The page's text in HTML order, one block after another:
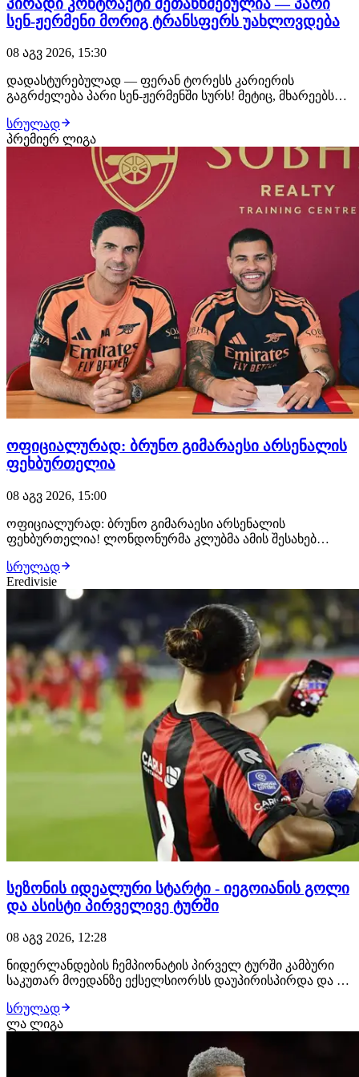
სენ-ჟერმენი მორიგ ტრანსფერს უახლოვდება
08 აგვ 2026, 15:30
დადასტურებულად — ფერან ტორესს კარიერის
გაგრძელება პარი სენ-ჟერმენში სურს! მეტიც, მხარეებს
შეთანხმებულია, პარიზელები კი ტრანსფერის დახურვას
უახლოეს დღეებში გეგმავენ. ლუის ენრიკეს დაჟინებული
მოთხოვნით, კლუბმა ესპანელი ფორვარდის
ტრანსფერზე მუშაობ…
სრულად
პრემიერ ლიგა
ოფიციალურად: ბრუნო გიმარაესი არსენალის
ფეხბურთელია
08 აგვ 2026, 15:00
ოფიციალურად: ბრუნო გიმარაესი არსენალის
ფეხბურთელია! ლონდონურმა კლუბმა ამის შესახებ
ბრაზილიელმა ნახევარმცველმა არსენალთან
კონტრაქტი 2030 წლამდე გააფორმა, მხარეებს შორის კი
£75 მილიონიანი გარიგება შედგა.
სრულად
Eredivisie
სეზონის იდეალური სტარტი - იეგოიანის გოლი
და ასისტი პირველივე ტურში
08 აგვ 2026, 12:28
ნიდერლანდების ჩემპიონატის პირველ ტურში კამბური
საკუთარ მოედანზე ექსელსიორსს დაუპირისპირდა და 0:4
ექსელსიორსის ქართველი ფეხბურთელი ირაკლი
იეგოიანი. ერედივიზონის ახალი სეზონის პირველი გოლი
სრულად
ლა ლიგა